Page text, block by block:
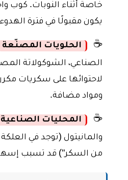
خاصة أثناء النوبات. كوب
يكون مقبولًا في فترة
☕ الحلويات المصنّعة
الصناعي، الشوكولاتة
لاحتوائها على سكريات
ومواد مضافة.
☕ المحليات الصناعية
والمانيتول (توجد في
من السكر") قد تسبب